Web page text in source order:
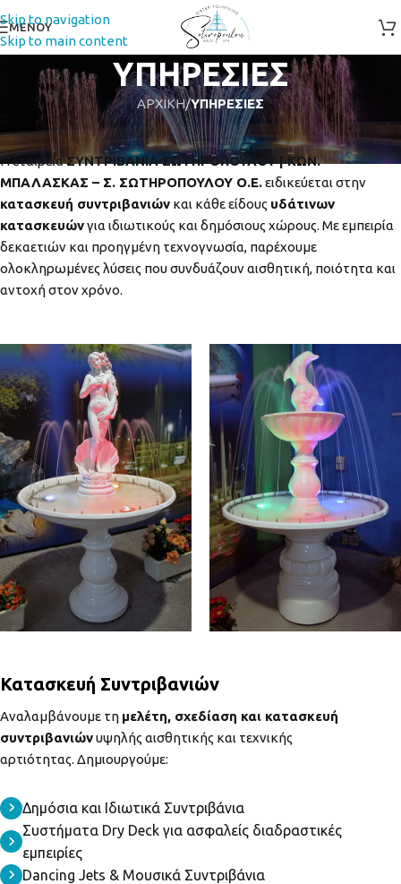
Skip to navigation
Skip to main content
ΜΕΝΟΥ
ΥΠΗΡΕΣΙΕΣ
ΑΡΧΙΚΗ/ΥΠΗΡΕΣΙΕΣ
Η εταιρείαΣΥΝΤΡΙΒΑΝΙΑ ΣΩΤΗΡΟΠΟΥΛΟΥ | ΚΩΝ.
ΜΠΑΛΑΣΚΑΣ – Σ. ΣΩΤΗΡΟΠΟΥΛΟΥ Ο.Ε.ειδικεύεται στην
κατασκευή συντριβανιών και κάθε είδους υδάτινων
κατασκευώνγια ιδιωτικούς και δημόσιους χώρους. Με εμπειρία
δεκαετιών και προηγμένη τεχνογνωσία, παρέχουμε
ολοκληρωμένες λύσεις που συνδυάζουν αισθητική, ποιότητα και
αντοχή στον χρόνο.
Κατασκευή Συντριβανιών
Αναλαμβάνουμε τη μελέτη, σχεδίαση και κατασκευή
συντριβανιώνυψηλής αισθητικής και τεχνικής
αρτιότητας. Δημιουργούμε:
Δημόσια και Ιδιωτικά Συντριβάνια
Συστήματα Dry Deck για ασφαλείς διαδραστικές
εμπειρίες
Dancing Jets & Μουσικά Συντριβάνια